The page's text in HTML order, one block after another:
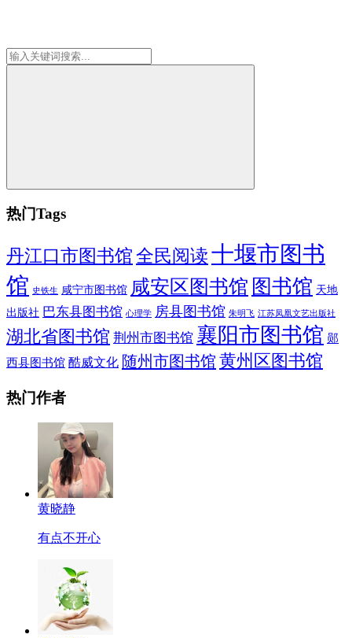
热门Tags
丹江口市图书馆 全民阅读十堰市图书
馆 史铁生 咸宁市图书馆 咸安区图书馆 图书馆 天地
出版社 巴东县图书馆 心理学 房县图书馆 朱明飞 江苏凤凰文艺出版社
湖北省图书馆 荆州市图书馆 襄阳市图书馆 郧
西县图书馆 酷威文化 随州市图书馆 黄州区图书馆
热门作者
黄晓静
有点不开心